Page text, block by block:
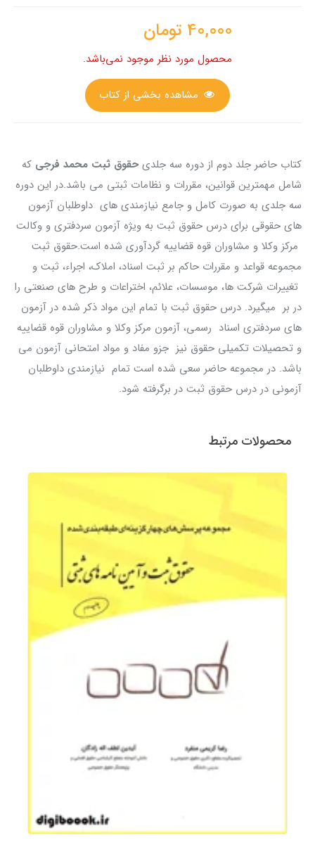
40,000 تومان
محصول مورد نظر موجود نمی‌باشد.
مشاهده بخشی از کتاب
کتاب حاضر جلد دوم از دوره سه جلدی حقوق ثبت محمد فرجی که
شامل مهمترین قوانین، مقررات و نظامات ثبتی می باشد.در این دوره
سه جلدی به صورت کامل و جامع نیازمندی های داوطلبان آزمون
های حقوقی برای درس حقوق ثبت به ویژه آزمون سردفتری و وکالت
مرکز وکلا و مشاوران قوه قضاییه گردآوری شده است.حقوق ثبت
مجموعه قواعد و مقررات حاکم بر ثبت اسناد، املاک، اجراء، ثبت و
تغییرات شرکت ها، موسسات، علائم، اختراعات و طرح های صنعتی را
در بر میگیرد. درس حقوق ثبت با تمام این مواد ذکر شده در آزمون
های سردفتری اسناد رسمی، آزمون مرکز وکلا و مشاوران قوه قضاییه
و تحصیلات تکمیلی حقوق نیز جزو مفاد و مواد امتحانی آزمون می
باشد. در مجموعه حاضر سعی شده است تمام نیازمندی داوطلبان
آزمونی در درس حقوق ثبت در برگرفته شود.
محصولات مرتبط